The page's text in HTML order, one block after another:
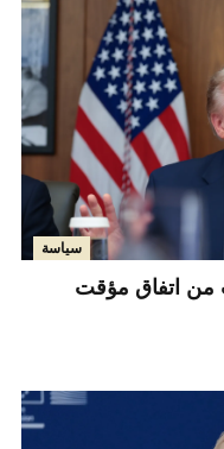
سياسة
اتفاق مؤقت